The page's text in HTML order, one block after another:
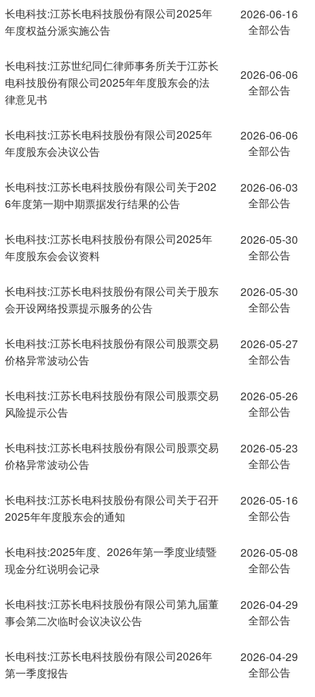
长电科技:江苏长电科技股份有限公司2025年
年度权益分派实施公告
2026-06-16
全部公告
长电科技:江苏世纪同仁律师事务所关于江苏长
电科技股份有限公司2025年年度股东会的法
律意见书
2026-06-06
全部公告
长电科技:江苏长电科技股份有限公司2025年
年度股东会决议公告
2026-06-06
全部公告
长电科技:江苏长电科技股份有限公司关于202
6年度第一期中期票据发行结果的公告
2026-06-03
全部公告
长电科技:江苏长电科技股份有限公司2025年
年度股东会会议资料
2026-05-30
全部公告
长电科技:江苏长电科技股份有限公司关于股东
会开设网络投票提示服务的公告
2026-05-30
全部公告
长电科技:江苏长电科技股份有限公司股票交易
价格异常波动公告
2026-05-27
全部公告
长电科技:江苏长电科技股份有限公司股票交易
风险提示公告
2026-05-26
全部公告
长电科技:江苏长电科技股份有限公司股票交易
价格异常波动公告
2026-05-23
全部公告
长电科技:江苏长电科技股份有限公司关于召开
2025年年度股东会的通知
2026-05-16
全部公告
长电科技:2025年度、2026年第一季度业绩暨
现金分红说明会记录
2026-05-08
全部公告
长电科技:江苏长电科技股份有限公司第九届董
事会第二次临时会议决议公告
2026-04-29
全部公告
长电科技:江苏长电科技股份有限公司2026年
第一季度报告
2026-04-29
全部公告